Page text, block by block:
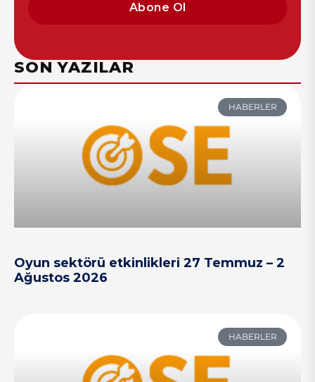
Abone Ol
SON YAZILAR
HABERLER
Oyun sektörü etkinlikleri 27 Temmuz – 2
Ağustos 2026
HABERLER